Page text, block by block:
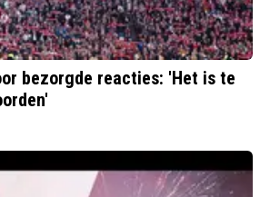
bezorgde reacties: 'Het is te